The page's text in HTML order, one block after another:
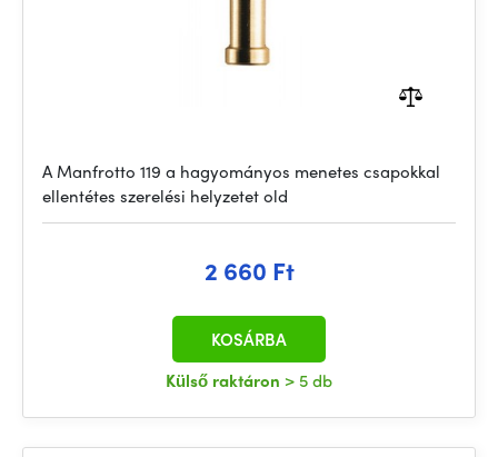
A Manfrotto 119 a hagyományos menetes csapokkal
ellentétes szerelési helyzetet old
2 660 Ft
Külső raktáron > 5 db
KOSÁRBA